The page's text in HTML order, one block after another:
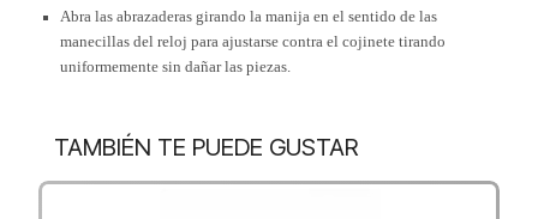
Abra las abrazaderas girando la manija en el sentido de las
manecillas del reloj para ajustarse contra el cojinete tirando
uniformemente sin dañar las piezas.
TAMBIÉN TE PUEDE GUSTAR